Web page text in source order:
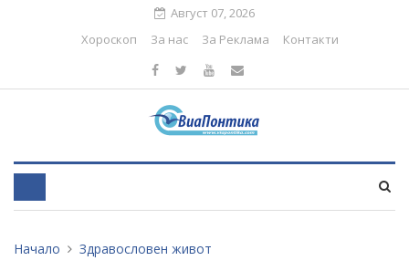
Август 07, 2026
Хороскоп
За нас За Реклама Контакти
Начало Здравословен живот